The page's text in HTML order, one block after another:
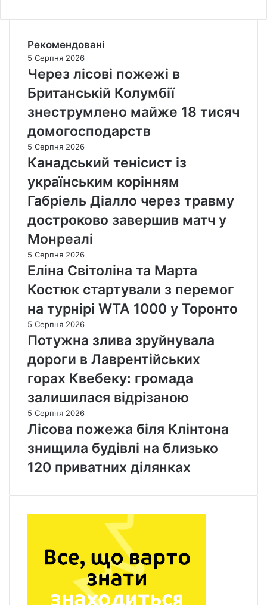
Рекомендовані
5 Серпня 2026
Через лісові пожежі в
Британській Колумбії
знеструмлено майже 18 тисяч
домогосподарств
5 Серпня 2026
Канадський тенісист із
українським корінням
Габріель Діалло через травму
достроково завершив матч у
Монреалі
5 Серпня 2026
Еліна Світоліна та Марта
Костюк стартували з перемог
на турнірі WTA 1000 у Торонто
5 Серпня 2026
Потужна злива зруйнувала
дороги в Лаврентійських
горах Квебеку: громада
залишилася відрізаною
5 Серпня 2026
Лісова пожежа біля Клінтона
знищила будівлі на близько
120 приватних ділянках